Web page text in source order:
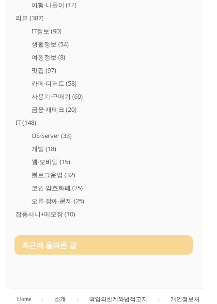
여행·나들이 (12)
리뷰 (387)
IT정보 (90)
생활정보 (54)
여행정보 (8)
맛집 (97)
카페·디저트 (58)
사용기·구매기 (60)
금융·재테크 (20)
IT(148)
OS·Server(33)
개발(18)
웹·모바일 (15)
블로그운영 (32)
코인·암호화폐 (25)
오류·장애·문제 (25)
잡동사니+메모장(10)
최근에 올라온 글
Home 소개 책임의한계와법적고지 개인정보처